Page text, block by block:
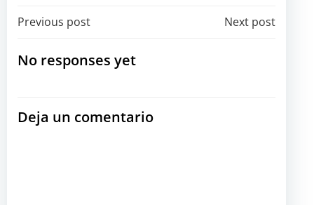
Navegación
por
entradas
Previous post
Navegación
entradas
Next post
No responses yet
Deja un comentario